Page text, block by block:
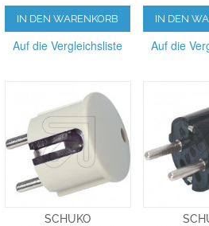
IN DEN WARENKORB
Auf die Vergleichsliste
IN DEN
Auf die
SCHUKO